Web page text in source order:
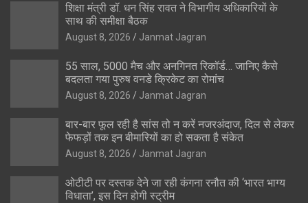
शिक्षा मंत्री डॉ. धन सिंह रावत ने विभागीय अधिकारियों के
साथ की समीक्षा बैठक
August 8, 2026 Janmat Jagran
55 साल, 5000 मैच और अनगिनत रिकॉर्ड… जानिए कैसे
बदलता गया पुरुष वनडे क्रिकेट का रोमांच
August 8, 2026 Janmat Jagran
बार-बार फूल रही है सांस तो न करें नजरअंदाज, दिल से लेकर
फेफड़ों तक इन बीमारियों का हो सकता है संकेत
August 8, 2026 Janmat Jagran
ओटीटी पर दस्तक देने जा रही कंगना रनौत की ‘भारत भाग्य
विधाता’, इस दिन होगी स्ट्रीम